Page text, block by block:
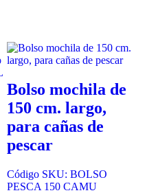
Bolso mochila de
150 cm. largo,
para cañas de
pescar
Código SKU: BOLSO
PESCA 150 CAMU